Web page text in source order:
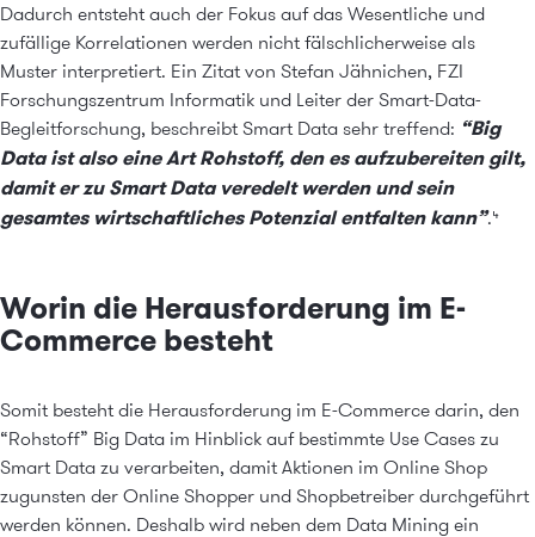
Dadurch entsteht auch der Fokus auf das Wesentliche und
zufällige Korrelationen werden nicht fälschlicherweise als
Muster interpretiert. Ein Zitat von Stefan Jähnichen, FZI
Forschungszentrum Informatik und Leiter der Smart-Data-
Begleitforschung, beschreibt Smart Data sehr treffend: “Big
Data ist also eine Art Rohstoff, den es aufzubereiten gilt,
damit er zu Smart Data veredelt werden und sein
gesamtes wirtschaftliches Potenzial entfalten kann”.⁴
Worin die Herausforderung im E-
Commerce besteht
Somit besteht die Herausforderung im E-Commerce darin, den
“Rohstoff” Big Data im Hinblick auf bestimmte Use Cases zu
Smart Data zu verarbeiten, damit Aktionen im Online Shop
zugunsten der Online Shopper und Shopbetreiber durchgeführt
werden können. Deshalb wird neben dem Data Mining ein